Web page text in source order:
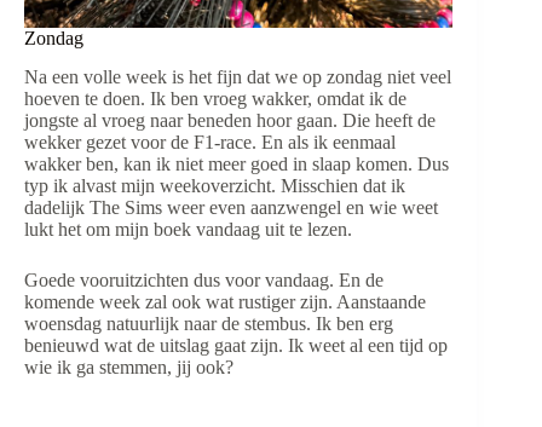
Zondag
Na een volle week is het fijn dat we op zondag niet veel
hoeven te doen. Ik ben vroeg wakker, omdat ik de
jongste al vroeg naar beneden hoor gaan. Die heeft de
wekker gezet voor de F1-race. En als ik eenmaal
wakker ben, kan ik niet meer goed in slaap komen. Dus
typ ik alvast mijn weekoverzicht. Misschien dat ik
dadelijk The Sims weer even aanzwengel en wie weet
lukt het om mijn boek vandaag uit te lezen.
Goede vooruitzichten dus voor vandaag. En de
komende week zal ook wat rustiger zijn. Aanstaande
woensdag natuurlijk naar de stembus. Ik ben erg
benieuwd wat de uitslag gaat zijn. Ik weet al een tijd op
wie ik ga stemmen, jij ook?